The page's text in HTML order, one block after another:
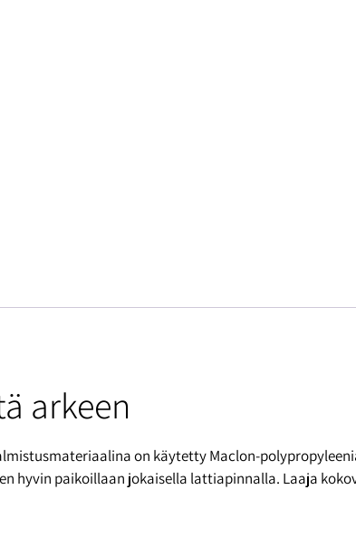
arkeen
on käytetty Maclon-
hyvin paikoillaan jokaisella lattiapinnalla. Laaja